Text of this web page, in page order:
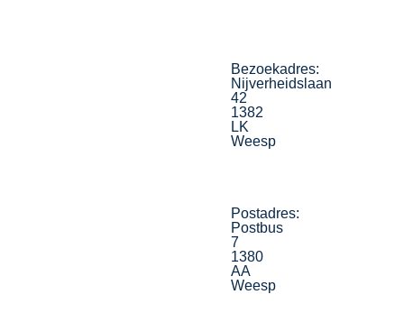
Bezoekadres:
Nijverheidslaan
42
1382
LK
Weesp
Postadres:
Postbus
7
1380
AA
Weesp